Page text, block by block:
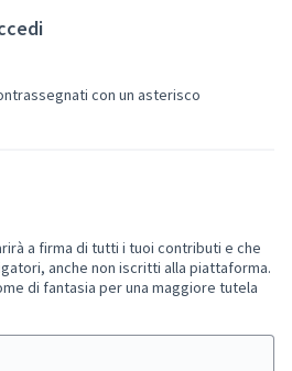
con un asterisco
a firma di tutti i tuoi contributi e che
anche non iscritti alla piattaforma.
di fantasia per una maggiore tutela